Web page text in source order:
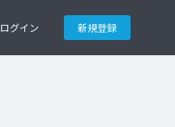
ログイン 新規登録